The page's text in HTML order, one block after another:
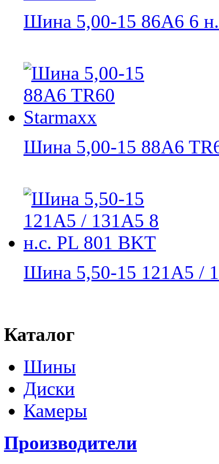
Шина 5,00-15 86A6 6
Шина 5,00-15 88A6
Шина 5,50-15 121A5 /
Каталог
Шины
Диски
Камеры
Производители